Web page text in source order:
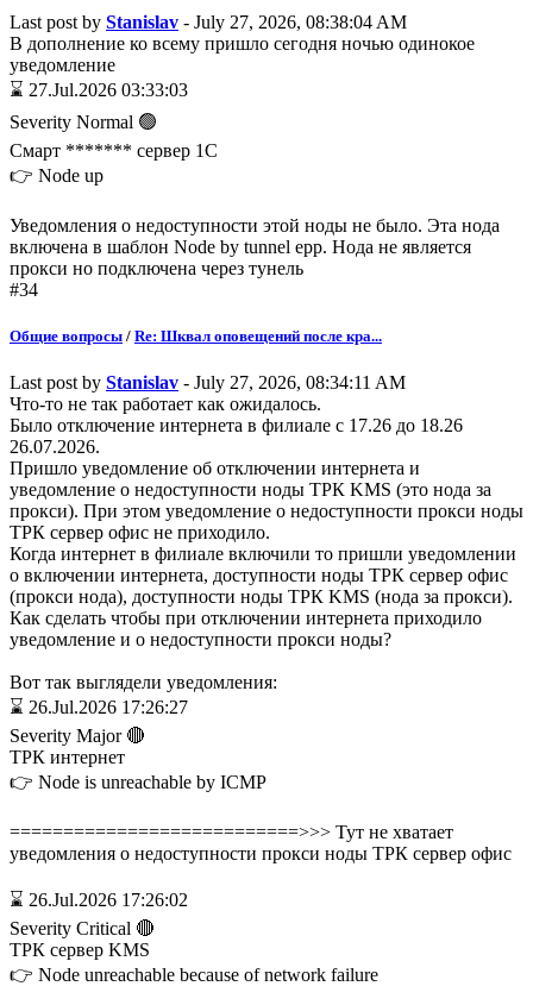
Last post by Stanislav - July 27, 2026, 08:38:04 AM
В дополнение ко всему пришло сегодня ночью одинокое
уведомление
⌛ 27.Jul.2026 03:33:03
Severity Normal 🟢
Смарт ******* сервер 1C
👉 Node up
Уведомления о недоступности этой ноды не было. Эта нода
включена в шаблон Node by tunnel epp. Нода не является
прокси но подключена через тунель
#34
Общие вопросы / Re: Шквал оповещений после кра...
Last post by Stanislav - July 27, 2026, 08:34:11 AM
Что-то не так работает как ожидалось.
Было отключение интернета в филиале с 17.26 до 18.26
26.07.2026.
Пришло уведомление об отключении интернета и
уведомление о недоступности ноды ТРК KMS (это нода за
прокси). При этом уведомление о недоступности прокси ноды
ТРК сервер офис не приходило.
Когда интернет в филиале включили то пришли уведомлении
о включении интернета, доступности ноды ТРК сервер офис
(прокси нода), доступности ноды ТРК KMS (нода за прокси).
Как сделать чтобы при отключении интернета приходило
уведомление и о недоступности прокси ноды?
Вот так выглядели уведомления:
⌛ 26.Jul.2026 17:26:27
Severity Major 🔴
ТРК интернет
👉 Node is unreachable by ICMP
===========================>>> Тут не хватает
уведомления о недоступности прокси ноды ТРК сервер офис
⌛ 26.Jul.2026 17:26:02
Severity Critical 🔴
ТРК сервер KMS
👉 Node unreachable because of network failure